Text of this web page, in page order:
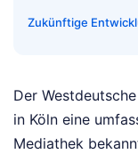
Zukünftige
Der
in Köln eine
Mediathek